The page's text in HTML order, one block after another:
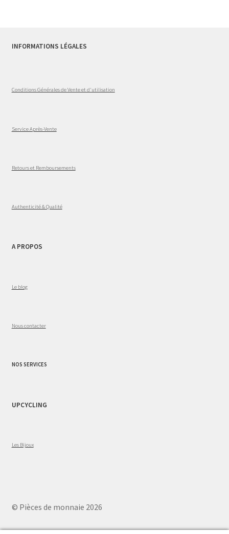
INFORMATIONS LÉGALES
Conditions Générales de Vente et d'utilisation
Service Après-Vente
Retours et Remboursements
Authenticité & Qualité
A PROPOS
Le blog
Nous contacter
NOS SERVICES
UPCYCLING
Les Bijoux
© Pièces de monnaie 2026